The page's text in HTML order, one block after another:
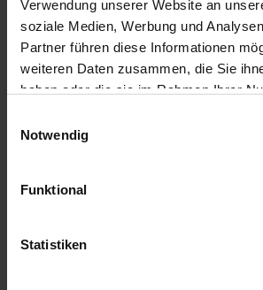
Verwendung unserer Website an
soziale Medien, Werbung und
Partner führen diese Informationen
weiteren Daten zusammen, die Sie
haben oder die sie im Rahmen Ihrer
Notwendig
Funktional
Statistiken